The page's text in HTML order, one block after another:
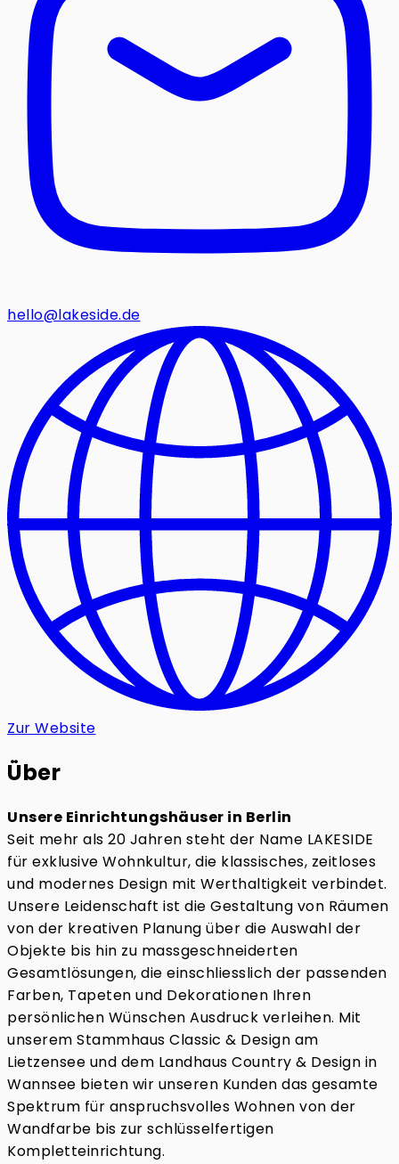
hello@lakeside.de
Zur Website
Über
Unsere Einrichtungshäuser in Berlin
Seit mehr als 20 Jahren steht der Name LAKESIDE
für exklusive Wohnkultur, die klassisches, zeitloses
und modernes Design mit Werthaltigkeit verbindet.
Unsere Leidenschaft ist die Gestaltung von Räumen
von der kreativen Planung über die Auswahl der
Objekte bis hin zu massgeschneiderten
Gesamtlösungen, die einschliesslich der passenden
Farben, Tapeten und Dekorationen Ihren
persönlichen Wünschen Ausdruck verleihen. Mit
unserem Stammhaus Classic & Design am
Lietzensee und dem Landhaus Country & Design in
Wannsee bieten wir unseren Kunden das gesamte
Spektrum für anspruchsvolles Wohnen von der
Wandfarbe bis zur schlüsselfertigen
Kompletteinrichtung.